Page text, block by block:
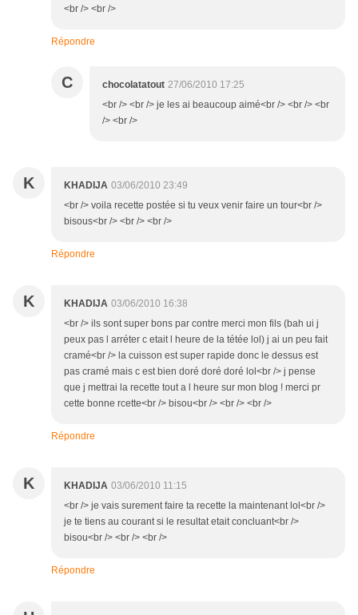
<br /> <br />
Répondre
C chocolatatout 27/06/2010 17:25
<br /> <br /> je les ai beaucoup aimé<br /> <br /> <br
/> <br />
K KHADIJA 03/06/2010 23:49
<br /> voila recette postée si tu veux venir faire un tour<br />
bisous<br /> <br /> <br />
Répondre
K KHADIJA 03/06/2010 16:38
<br /> ils sont super bons par contre merci mon fils (bah ui j
peux pas l arréter c etait l heure de la tétée lol) j ai un peu fait
cramé<br /> la cuisson est super rapide donc le dessus est
pas cramé mais c est bien doré doré doré lol<br /> j pense
que j mettrai la recette tout a l heure sur mon blog ! merci pr
cette bonne rcette<br /> bisou<br /> <br /> <br />
Répondre
K KHADIJA 03/06/2010 11:15
<br /> je vais surement faire ta recette la maintenant lol<br />
je te tiens au courant si le resultat etait concluant<br />
bisou<br /> <br /> <br />
Répondre